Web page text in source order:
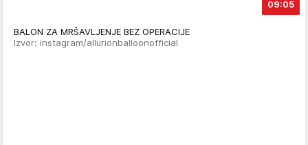
09:05
BALON ZA MRŠAVLJENJE BEZ OPERACIJE
Izvor: instagram/allurionballoonofficial